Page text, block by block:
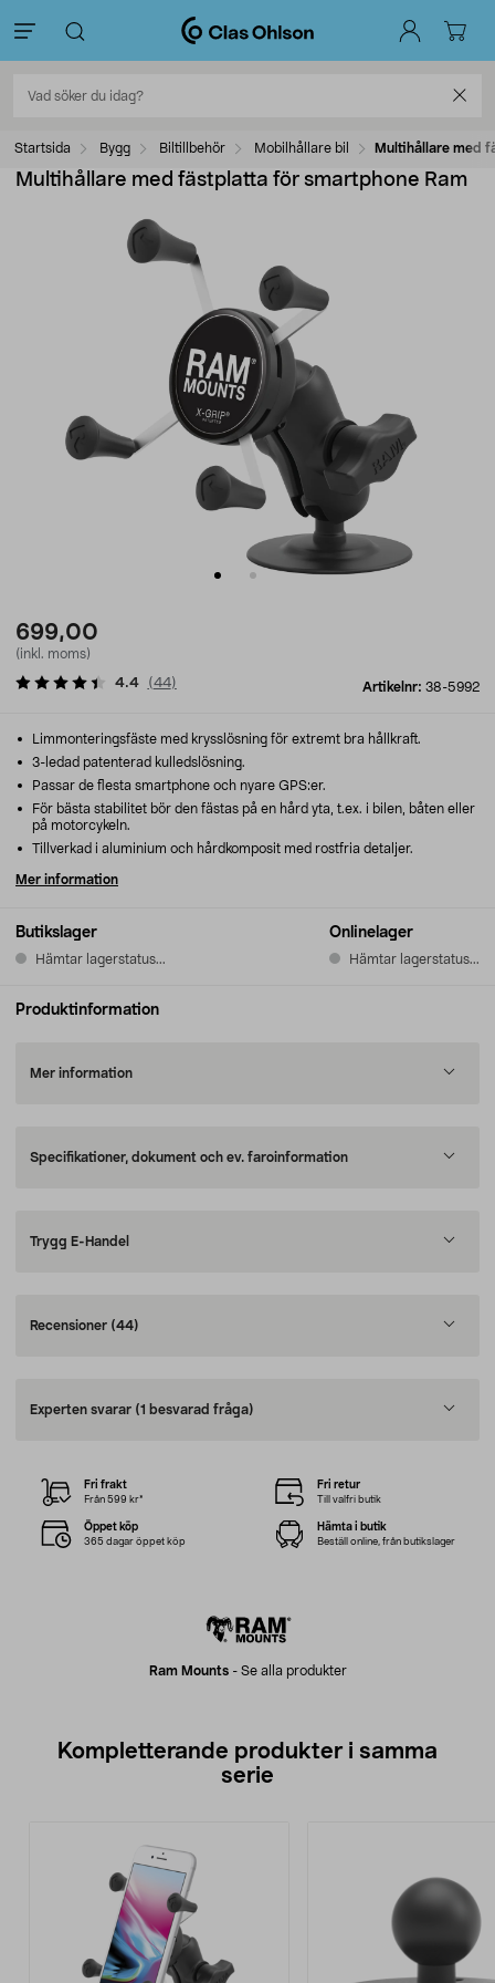
Startsida Bygg Biltillbehör Mobilhållare bil Multihållare med
Multihållare med fästplatta för smartphone Ram
699,00
(inkl. moms)
Artikelnr: 38-5992
4.4 (44)
Butikslager
Hämtar lagerstatus...
Onlinelager
Hämtar lagerstatus...
Limmonteringsfäste med krysslösning för extremt bra hållkraft.
3-ledad patenterad kulledslösning.
Passar de flesta smartphone och nyare GPS:er.
För bästa stabilitet bör den fästas på en hård yta, t.ex. i bilen, båten eller
på motorcykeln.
Tillverkad i aluminium och hårdkomposit med rostfria detaljer.
Mer information
Produktinformation
Mer information
Specifikationer, dokument och ev. faroinformation
Trygg E-Handel
Recensioner (44)
Experten svarar (1 besvarad fråga)
Ram Mounts- Se alla produkter
Fri frakt
Från 599 kr*
Fri retur
Till valfri butik
Öppet köp
365 dagar öppet köp
Hämta i butik
Beställ online, från butikslager
Kompletterande produkter i samma
serie